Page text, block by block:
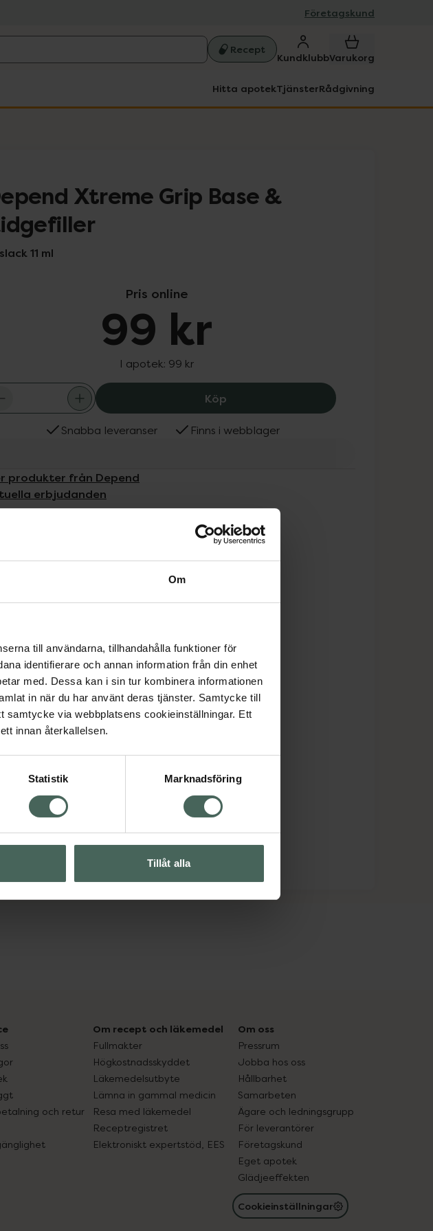
Om
till användarna, tillhandahålla funktioner för
identifierare och annan information från din enhet
med. Dessa kan i sin tur kombinera informationen
in när du har använt deras tjänster. Samtycke till
via webbplatsens cookieinställningar. Ett
innan återkallelsen.
Statistik Marknadsföring
Tillåt alla
Företagskund
Recept
KundklubbVarukorg
Hitta apotekTjänsterRådgivning
Xtreme Grip Base &
11 ml
Pris online
99 kr
I apotek: 99 kr
Köp Depend Xtreme Grip Base &
Snabba leveranser Finns i webblager
produkter från Depend
erbjudanden
och retur
Om recept och läkemedel
Fullmakter
Högkostnadsskyddet
Läkemedelsutbyte
Lämna in gammal medicin
Resa med läkemedel
Receptregistret
Elektroniskt expertstöd, EES
Om oss
Pressrum
Jobba hos oss
Hållbarhet
Samarbeten
Ägare och ledningsgrupp
För leverantörer
Företagskund
Eget apotek
Glädjeeffekten
Cookieinställningar